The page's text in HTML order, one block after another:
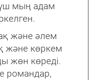
мың адам
және әлем
және көркем
жөн көреді.
романдар,